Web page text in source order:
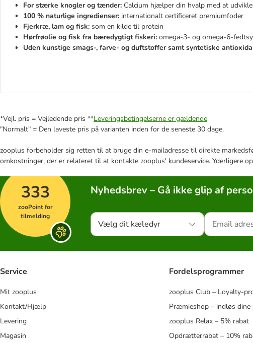
For stærke knogler og tænder: Calcium hjælper din hvalp med at
100 % naturlige ingredienser: internationalt certificeret premiumfoder
Fjerkræ, lam og fisk: som en kilde til protein
Hørfrøolie og fisk fra bæredygtigt fiskeri: omega-3- og omega-6-
Uden kunstige smags-, farve- og duftstoffer samt syntetiske
*Vejl. pris = Vejledende pris **Leveringsbetingelserne er gældende
"Normalt" = Den laveste pris på varianten inden for de seneste 30 dage.
zooplus forbeholder sig retten til at bruge din e-mailadresse til direkte
omkostninger, der er relateret til at kontakte zooplus' kundeservice. Yderligere
333
zooPoint for
tilmelding
Nyhedsbrev – Gå ikke glip af
Vælg dit kæledyr
Service
Mit zooplus
Kontakt/Hjælp
Levering
Magasin
Fordelsprogrammer
zooplus Club – Loyalty-
Præmieshop – indløs dine
zooplus Relax – 5% rabat
Opdrætterrabat – 10%